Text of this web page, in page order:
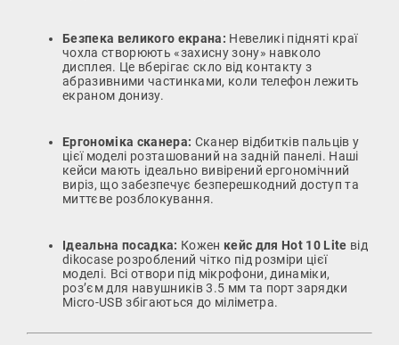
Безпека великого екрана: Невеликі підняті краї
чохла створюють «захисну зону» навколо
дисплея. Це вберігає скло від контакту з
абразивними частинками, коли телефон лежить
екраном донизу.
Ергономіка сканера: Сканер відбитків пальців у
цієї моделі розташований на задній панелі. Наші
кейси мають ідеально вивірений ергономічний
виріз, що забезпечує безперешкодний доступ та
миттєве розблокування.
Ідеальна посадка: Кожен кейс для Hot 10 Lite від
dikocase розроблений чітко під розміри цієї
моделі. Всі отвори під мікрофони, динаміки,
роз’єм для навушників 3.5 мм та порт зарядки
Micro-USB збігаються до міліметра.